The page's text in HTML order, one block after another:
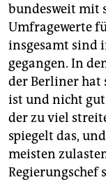
bundesweit mit
Umfragewerte
insgesamt sind
gegangen. In
der Berliner hat
ist und nicht
der zu viel
spiegelt das,
meisten
Regierungschef